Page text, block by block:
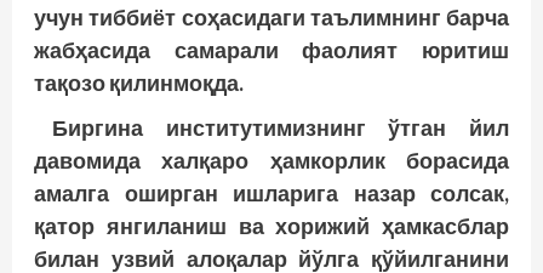
учун тиббиёт соҳасидаги таълимнинг барча
жабҳасида самарали фаолият юритиш
тақозо қилинмоқда.
Биргина институтимизнинг ўтган йил
давомида халқаро ҳамкорлик борасида
амалга оширган ишларига назар солсак,
қатор янгиланиш ва хорижий ҳамкасблар
билан узвий алоқалар йўлга қўйилганини